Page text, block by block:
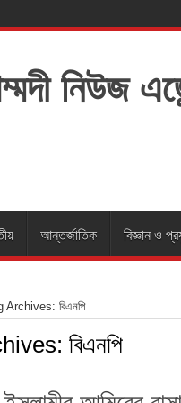
আন্তর্জাতিক বিজ্ঞান ও
Archives: বিএনপি
বিএনপি